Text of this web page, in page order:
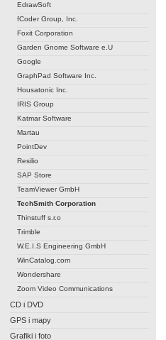
EdrawSoft
fCoder Group, Inc.
Foxit Corporation
Garden Gnome Software e.U
Google
GraphPad Software Inc.
Housatonic Inc.
IRIS Group
Katmar Software
Martau
PointDev
Resilio
SAP Store
TeamViewer GmbH
TechSmith Corporation
Thinstuff s.r.o
Trimble
W.E.I.S Engineering GmbH
WinCatalog.com
Wondershare
Zoom Video Communications
CD i DVD
GPS i mapy
Grafiki i foto